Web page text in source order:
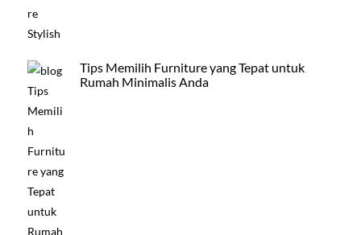
Tips Memilih Furniture yang Tepat untuk
Rumah Minimalis Anda